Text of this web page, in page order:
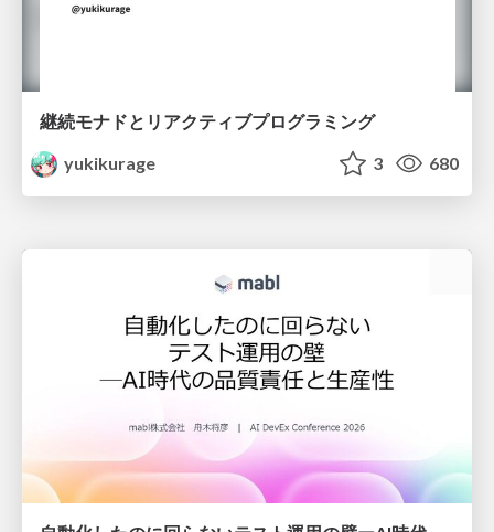
継続モナドとリアクティブプログラミング
yukikurage
3 680